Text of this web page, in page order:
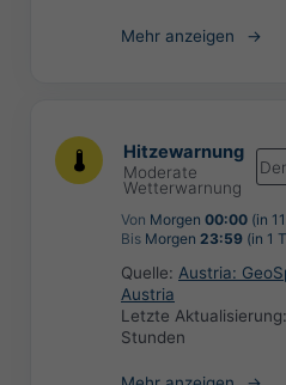
Mehr anzeigen
Hitzewarnung
Moderate
Wetterwarnung
Von Morgen 00:00 (in
Bis Morgen 23:59 (in 1
Quelle: Austria:
Austria
Letzte
Stunden